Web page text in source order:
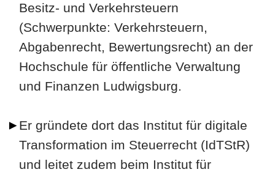
Besitz- und Verkehrsteuern
(Schwerpunkte: Verkehrsteuern,
Abgabenrecht, Bewertungsrecht) an der
Hochschule für öffentliche Verwaltung
und Finanzen Ludwigsburg.
Er gründete dort das Institut für digitale
Transformation im Steuerrecht (IdTStR)
und leitet zudem beim Institut für